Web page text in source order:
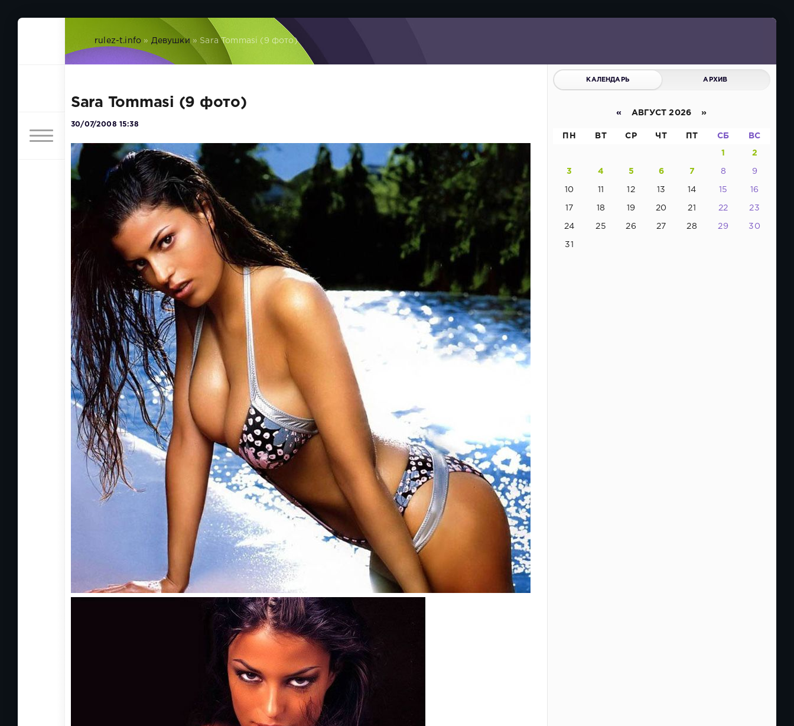
rulez-t.info » Девушки » Sara Tommasi (9 фото)
Sara Tommasi (9 фото)
30/07/2008 15:38
КАЛЕНДАРЬ АРХИВ
« АВГУСТ 2026 »
ПН ВТ СР ЧТ ПТ СБ ВС
1 2
3 4 5 6 7 8 9
10 11 12 13 14 15 16
17 18 19 20 21 22 23
24 25 26 27 28 29 30
31